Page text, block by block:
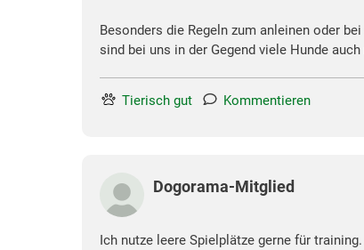
Besonders die Regeln zum anleinen oder
sind bei uns in der Gegend viele Hunde
Tierisch gut Kommentieren
Dogorama-Mitglied
Ich nutze leere Spielplätze gerne für